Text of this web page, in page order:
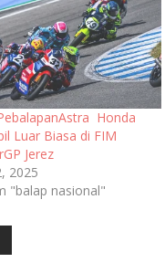
Honda
Luar Biasa di FIM
Jerez
2025
"balap nasional"